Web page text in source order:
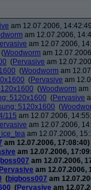
am 12.07.2006,
am 12.07.2006,
am 12.07.2006,
(Woodworm am
(Pervasive am
(Woodworm am
(Pervasive am
(Woodworm am
5120x1600 (Pervasive
5120x1600 (
115 am 12.07.2006,
am 12.07.2006,
am 12.07.2006,
am 12.07.2006, 17:08:40)
am 12.07.2006,
am 12.07.2006,
Pervasive am 12.07.2006,
(bigboss007 am
(Pervasive am